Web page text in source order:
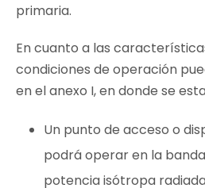
primaria.
En cuanto a las
condiciones de operación
en el anexo I, en donde se
Un punto de acceso o
podrá operar en la
potencia isótropa